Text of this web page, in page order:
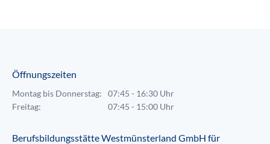
Öffnungszeiten
Montag bis Donnerstag:
07:45 - 16:30 Uhr
Freitag:
07:45 - 15:00 Uhr
Berufsbildungsstätte Westmünsterland GmbH für